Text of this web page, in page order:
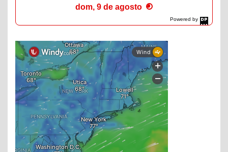
Powered by
DaysPedia.com
dom, 9 de agosto